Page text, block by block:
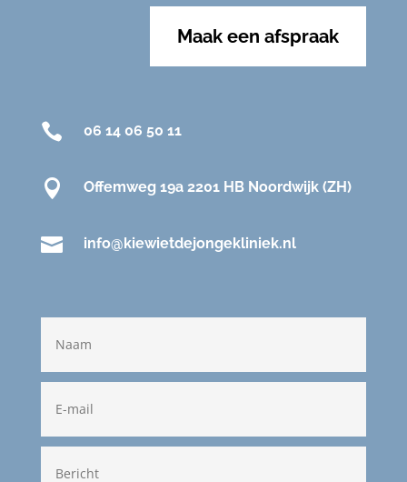
Maak een afspraak
 06 14 06 50 11
 Offemweg 19a 2201 HB Noordwijk (ZH)
 info@kiewietdejongekliniek.nl